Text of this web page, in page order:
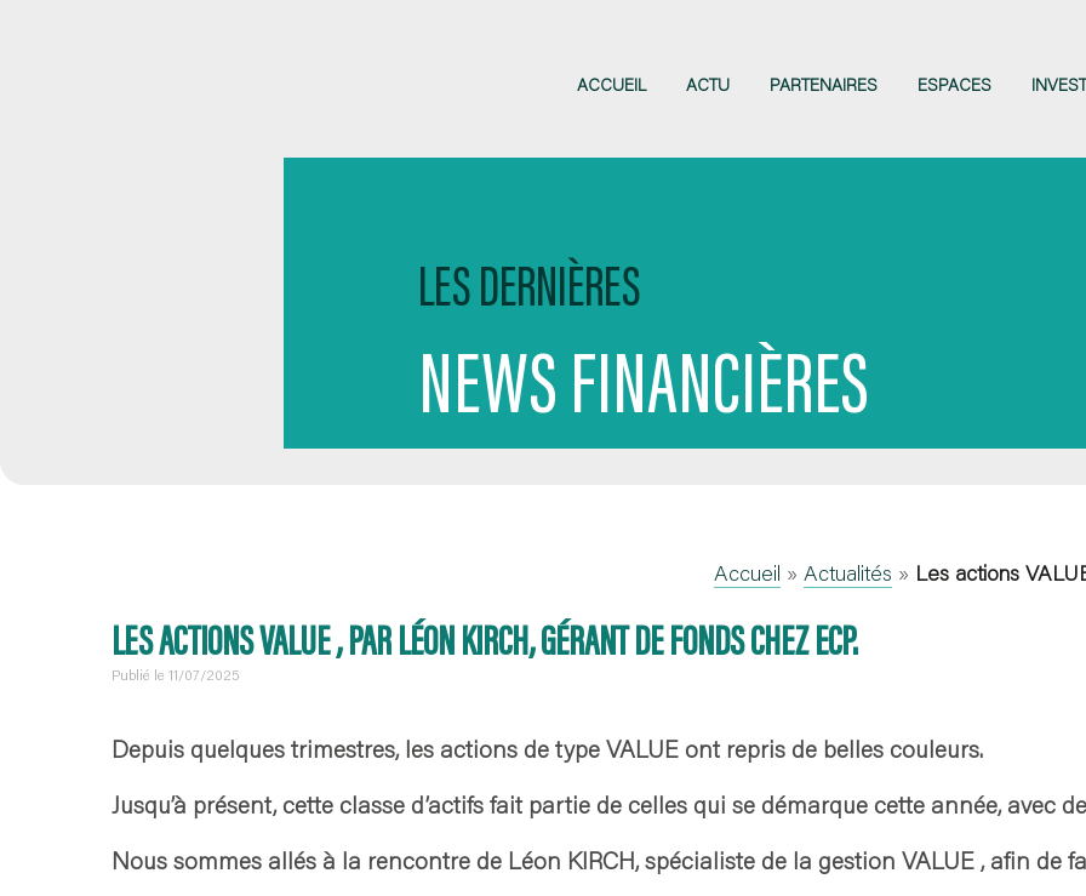
LES DERNIÈRES
NEWS FINANCIÈRES
ACCUEIL ACTU PARTENAIRES ESPACES
Accueil » Actualités » Les actions
LES ACTIONS VALUE , PAR LÉON KIRCH, GÉRANT DE FONDS CHEZ ECP.
Publié le 11/07/2025
Depuis quelques trimestres, les actions de type VALUE ont repris de belles couleurs.
Jusqu’à présent, cette classe d’actifs fait partie de celles qui se démarque cette année, avec
Nous sommes allés à la rencontre de Léon KIRCH, spécialiste de la gestion VALUE , afin de